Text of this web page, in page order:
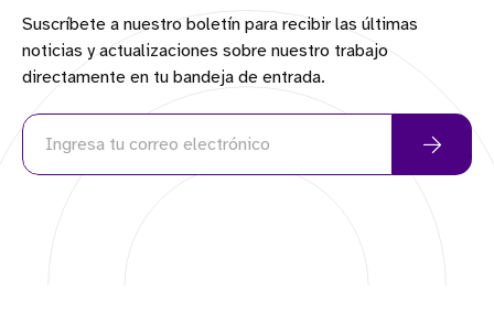
Suscríbete a nuestro boletín para recibir las últimas
noticias y actualizaciones sobre nuestro trabajo
directamente en tu bandeja de entrada.